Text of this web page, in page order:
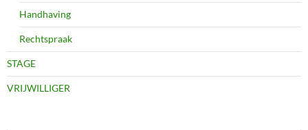
Handhaving
Rechtspraak
STAGE
VRIJWILLIGER